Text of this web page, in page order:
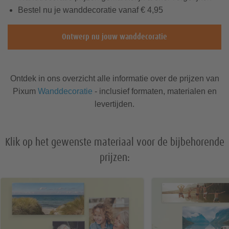
fotoboeken
fotoboeken
Pixum App
Fotoboek nabestellen
Fotoboekideeën & -inspiratie
Square-Prints
Formaten en verhoudingen
Fotostickers
Foto op
aluminium
Foto met lijst
Foto-
cadeaudoosje
Spelletjes &
speelgoed
Foto memory spel
Fotopuzzel 1.500 stukjes
Fotopuzzel 2.000 stukjes
A4 kalenders
Hoesjes voor
Xiaomi
Hoesjes voor
Nokia
Postkaarten
Trouwkaarten
Ansichtkaarten
Nieuwe producten
Bestel nu je wanddecoratie vanaf € 4,95
Ontwerp nu jouw wanddecoratie
Ontdek in ons overzicht alle informatie over de prijzen van
Pixum Wanddecoratie - inclusief formaten, materialen en
levertijden.
Klik op het gewenste materiaal voor de bijbehorende
prijzen: